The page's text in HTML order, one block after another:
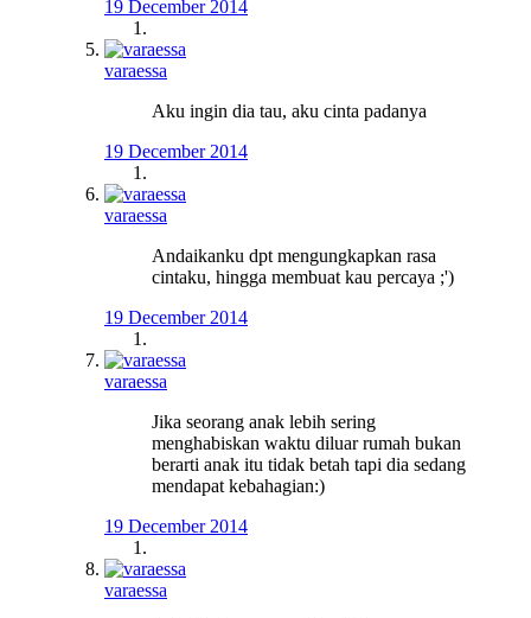
19 December 2014
varaessa
Aku ingin dia tau, aku cinta padanya
19 December 2014
varaessa
Andaikanku dpt mengungkapkan rasa
cintaku, hingga membuat kau percaya ;')
19 December 2014
varaessa
Jika seorang anak lebih sering
menghabiskan waktu diluar rumah bukan
berarti anak itu tidak betah tapi dia sedang
mendapat kebahagian:)
19 December 2014
varaessa